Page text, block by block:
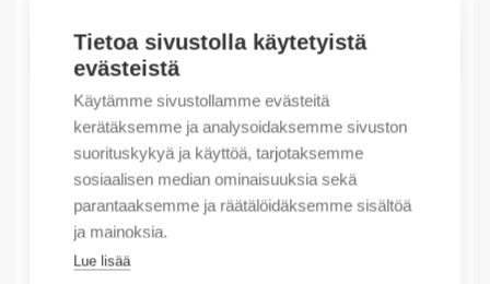
Tietoa sivustolla käytetyistä
evästeistä
Käytämme sivustollamme evästeitä
kerätäksemme ja analysoidaksemme sivuston
suorituskykyä ja käyttöä, tarjotaksemme
sosiaalisen median ominaisuuksia sekä
parantaaksemme ja räätälöidäksemme sisältöä
ja mainoksia.
Lue lisää
LISÄÄ OSTOSKORIIN
Tuotekoodit
Tilauskoodi: LK1
Product order number: LK1
Valmistajan tuotenumero: LK1